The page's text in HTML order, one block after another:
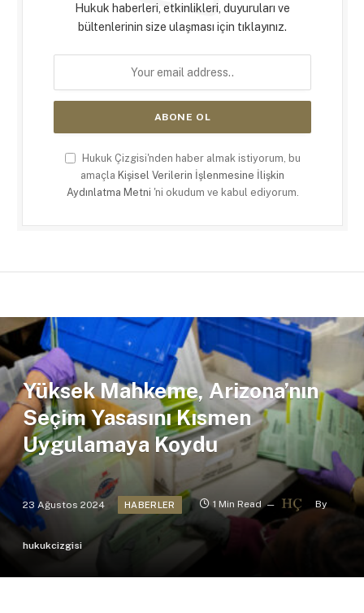
Hukuk haberleri, etkinlikleri, duyuruları ve
bültenlerinin size ulaşması için tıklayınız.
Hukuk Çizgisi'nden haber almak istiyorum, bu
amaçla Kişisel Verilerin İşlenmesine İlişkin
Aydınlatma Metni 'ni okudum ve kabul ediyorum.
Yüksek Mahkeme, Arizona’nın
Seçim Yasasını Kısmen
Uygulamaya Koydu
23 Ağustos 2024 HABERLER 1 Min Read By
hukukcizgisi